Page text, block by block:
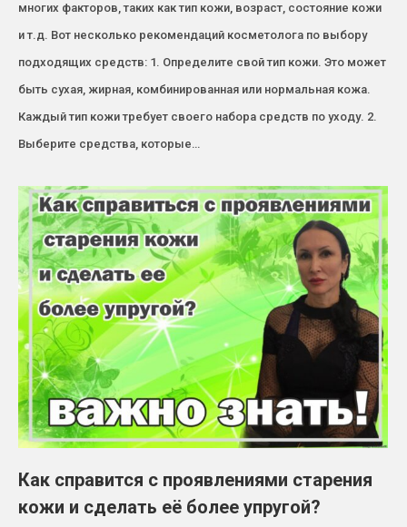
многих факторов, таких как тип кожи, возраст, состояние кожи
и т.д. Вот несколько рекомендаций косметолога по выбору
подходящих средств: 1. Определите свой тип кожи. Это может
быть сухая, жирная, комбинированная или нормальная кожа.
Каждый тип кожи требует своего набора средств по уходу. 2.
Выберите средства, которые…
Как справится с проявлениями старения
кожи и сделать её более упругой?